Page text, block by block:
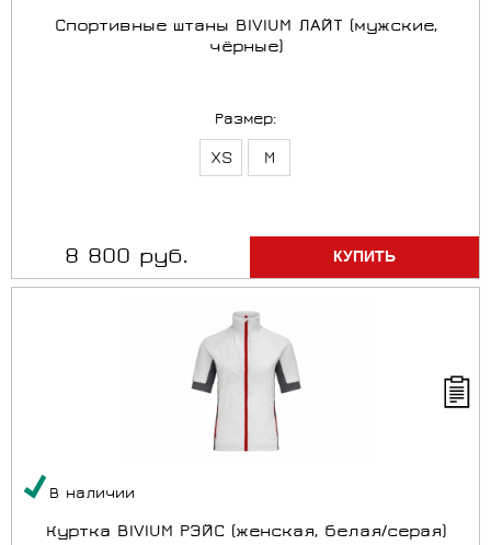
Спортивные штаны BIVIUM ЛАЙТ (мужские,
чёрные)
Размер:
XS M
8 800 руб.
В наличии
Куртка BIVIUM РЭЙС (женская, белая/серая)